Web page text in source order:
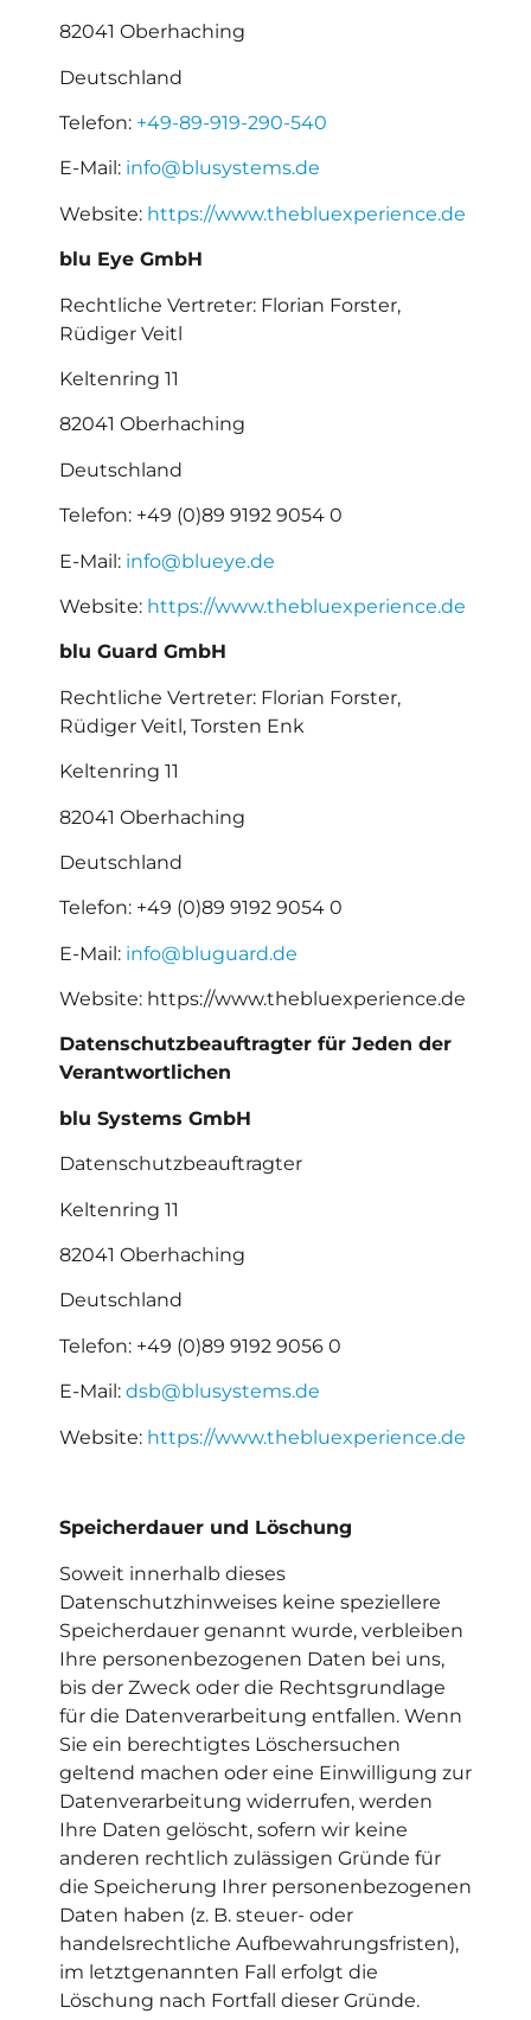
82041 Oberhaching
Deutschland
Telefon: +49-89-919-290-540
E-Mail: info@blusystems.de
Website: https://www.thebluexperience.de
blu Eye GmbH
Rechtliche Vertreter: Florian Forster,
Rüdiger Veitl
Keltenring 11
82041 Oberhaching
Deutschland
Telefon: +49 (0)89 9192 9054 0
E-Mail: info@blueye.de
Website: https://www.thebluexperience.de
blu Guard GmbH
Rechtliche Vertreter: Florian Forster,
Rüdiger Veitl, Torsten Enk
Keltenring 11
82041 Oberhaching
Deutschland
Telefon: +49 (0)89 9192 9054 0
E-Mail: info@bluguard.de
Website: https://www.thebluexperience.de
Datenschutzbeauftragter für Jeden der
Verantwortlichen
blu Systems GmbH
Datenschutzbeauftragter
Keltenring 11
82041 Oberhaching
Deutschland
Telefon: +49 (0)89 9192 9056 0
E-Mail: dsb@blusystems.de
Website: https://www.thebluexperience.de
Speicherdauer und Löschung
Soweit innerhalb dieses
Datenschutzhinweises keine speziellere
Speicherdauer genannt wurde, verbleiben
Ihre personenbezogenen Daten bei uns,
bis der Zweck oder die Rechtsgrundlage
für die Datenverarbeitung entfallen. Wenn
Sie ein berechtigtes Löschersuchen
geltend machen oder eine Einwilligung zur
Datenverarbeitung widerrufen, werden
Ihre Daten gelöscht, sofern wir keine
anderen rechtlich zulässigen Gründe für
die Speicherung Ihrer personenbezogenen
Daten haben (z. B. steuer- oder
handelsrechtliche Aufbewahrungsfristen),
im letztgenannten Fall erfolgt die
Löschung nach Fortfall dieser Gründe.